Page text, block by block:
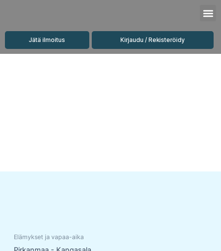
Jätä ilmoitus Kirjaudu / Rekisteröidy
Elämykset ja vapaa-aika